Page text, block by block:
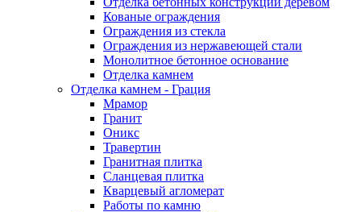
Кованые ограждения
Ограждения из стекла
Ограждения из нержавеющей стали
Монолитное бетонное основание
Отделка камнем
Отделка камнем - Грация
Мрамор
Гранит
Оникс
Травертин
Гранитная плитка
Сланцевая плитка
Кварцевый агломерат
Работы по камню